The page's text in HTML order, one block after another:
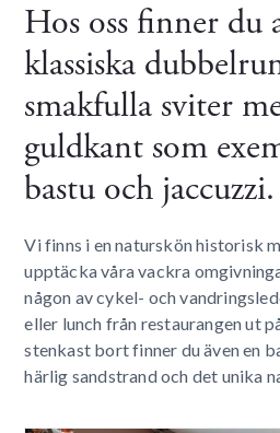
Hos oss finner du
klassiska
smakfulla sviter
guldkant som
bastu och jaccuzzi.
Vi finns i en naturskön historisk
upptäcka våra vackra
någon av cykel- och
eller lunch från restaurangen ut
stenkast bort finner du även en
härlig sandstrand och det unika